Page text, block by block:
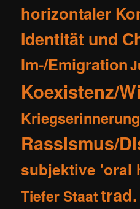
horizontaler
Identität und
Im-/Emigration
Koexistenz/
Kriegserinnerung
Rassismus/
subjektive 'oral
Tiefer Staat